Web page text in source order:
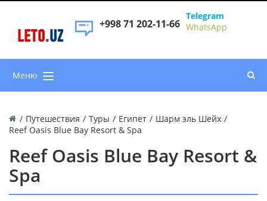
LETO.UZ
+998 71 202-11-66
Telegram
WhatsApp
Меню
/ Путешествия / Туры / Египет / Шарм эль Шейх /
Reef Oasis Blue Bay Resort & Spa
Reef Oasis Blue Bay Resort &
Spa